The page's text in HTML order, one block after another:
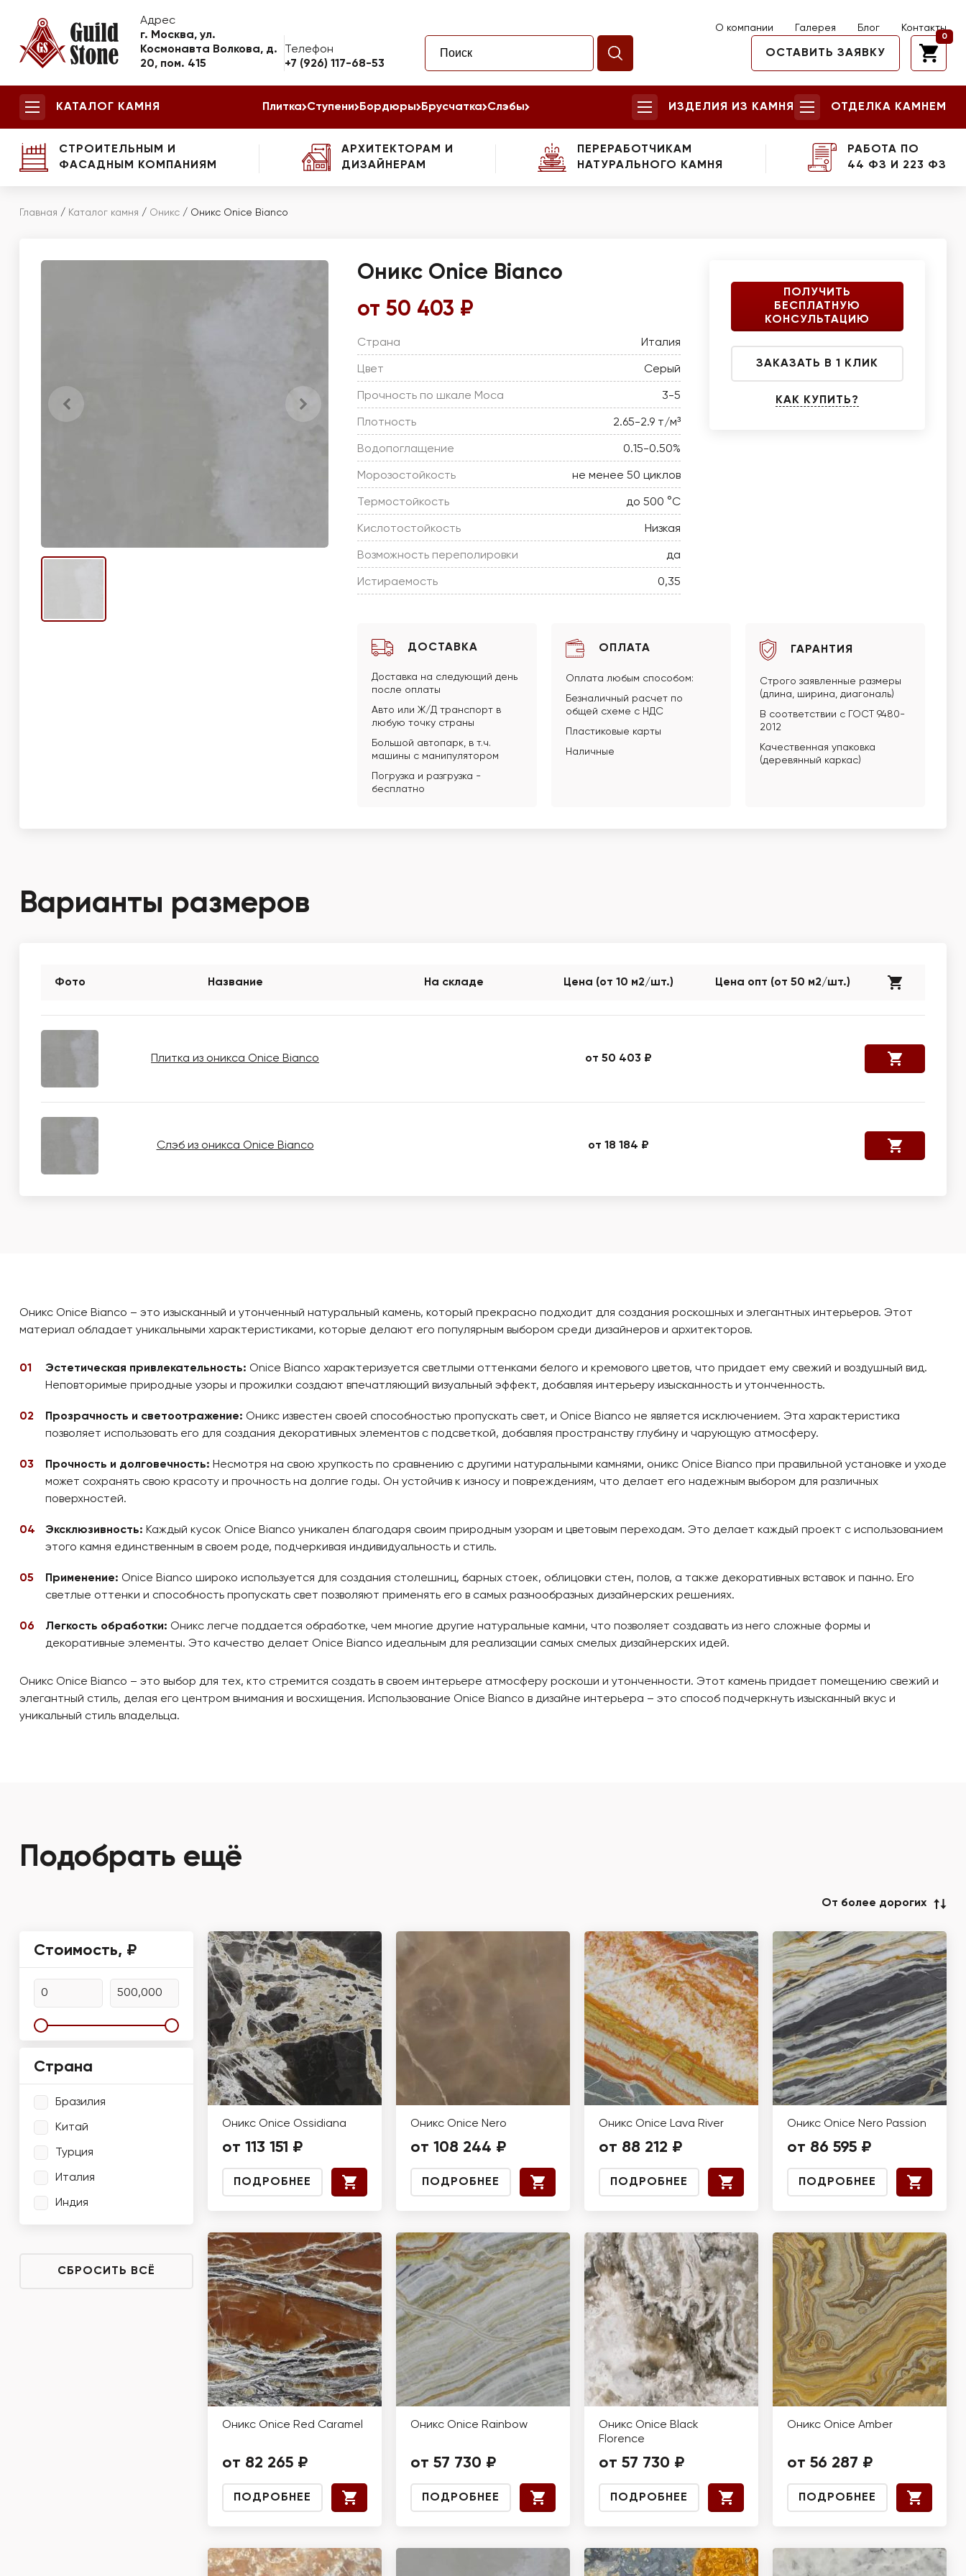
Адрес
г. Москва, ул.
Космонавта Волкова, д.
20, пом. 415
Телефон
+7 (926) 117-68-53
О компании Галерея Блог Контакты
ОСТАВИТЬ ЗАЯВКУ
0
КАТАЛОГ КАМНЯ Плитка Ступени Бордюры Брусчатка Слэбы ИЗДЕЛИЯ ИЗ КАМНЯ ОТДЕЛКА КАМНЕМ
СТРОИТЕЛЬНЫМ И
ФАСАДНЫМ КОМПАНИЯМ
АРХИТЕКТОРАМ И
ДИЗАЙНЕРАМ
ПЕРЕРАБОТЧИКАМ
НАТУРАЛЬНОГО КАМНЯ
РАБОТА ПО
44 ФЗ И 223 ФЗ
Главная / Каталог камня / Оникс / Оникс Onice Bianco
Оникс Onice Bianco
от 50 403 ₽
Страна Италия
Цвет Серый
Прочность по шкале Моса 3-5
Плотность 2.65-2.9 т/м³
Водопоглащение 0.15-0.50%
Морозостойкость не менее 50 циклов
Термостойкость до 500 °C
Кислотостойкость Низкая
Возможность переполировки да
Истираемость 0,35
ПОЛУЧИТЬ
БЕСПЛАТНУЮ
КОНСУЛЬТАЦИЮ
ЗАКАЗАТЬ В 1 КЛИК
КАК КУПИТЬ?
ДОСТАВКА
Доставка на следующий день
после оплаты
Авто или Ж/Д транспорт в
любую точку страны
Большой автопарк, в т.ч.
машины с манипулятором
Погрузка и разгрузка -
бесплатно
ОПЛАТА
Оплата любым способом:
Безналичный расчет по
общей схеме с НДС
Пластиковые карты
Наличные
ГАРАНТИЯ
Строго заявленные размеры
(длина, ширина, диагональ)
В соответствии с ГОСТ 9480-
2012
Качественная упаковка
(деревянный каркас)
Варианты размеров
Фото Название На складе Цена (от 10 м2/шт.) Цена опт (от 50 м2/шт.)
Плитка из оникса Onice Bianco от 50 403 ₽
Слэб из оникса Onice Bianco от 18 184 ₽
Оникс Onice Bianco – это изысканный и утонченный натуральный камень, который прекрасно подходит для создания роскошных и элегантных интерьеров. Этот
материал обладает уникальными характеристиками, которые делают его популярным выбором среди дизайнеров и архитекторов.
Эстетическая привлекательность: Onice Bianco характеризуется светлыми оттенками белого и кремового цветов, что придает ему свежий и воздушный вид.
Неповторимые природные узоры и прожилки создают впечатляющий визуальный эффект, добавляя интерьеру изысканность и утонченность.
Прозрачность и светоотражение: Оникс известен своей способностью пропускать свет, и Onice Bianco не является исключением. Эта характеристика
позволяет использовать его для создания декоративных элементов с подсветкой, добавляя пространству глубину и чарующую атмосферу.
Прочность и долговечность: Несмотря на свою хрупкость по сравнению с другими натуральными камнями, оникс Onice Bianco при правильной установке и уходе
может сохранять свою красоту и прочность на долгие годы. Он устойчив к износу и повреждениям, что делает его надежным выбором для различных
поверхностей.
Эксклюзивность: Каждый кусок Onice Bianco уникален благодаря своим природным узорам и цветовым переходам. Это делает каждый проект с использованием
этого камня единственным в своем роде, подчеркивая индивидуальность и стиль.
Применение: Onice Bianco широко используется для создания столешниц, барных стоек, облицовки стен, полов, а также декоративных вставок и панно. Его
светлые оттенки и способность пропускать свет позволяют применять его в самых разнообразных дизайнерских решениях.
Легкость обработки: Оникс легче поддается обработке, чем многие другие натуральные камни, что позволяет создавать из него сложные формы и
декоративные элементы. Это качество делает Onice Bianco идеальным для реализации самых смелых дизайнерских идей.
Оникс Onice Bianco – это выбор для тех, кто стремится создать в своем интерьере атмосферу роскоши и утонченности. Этот камень придает помещению свежий и
элегантный стиль, делая его центром внимания и восхищения. Использование Onice Bianco в дизайне интерьера – это способ подчеркнуть изысканный вкус и
уникальный стиль владельца.
Подобрать ещё
От более дорогих
Оникс Onice Ossidiana
от 113 151 ₽
ПОДРОБНЕЕ
Оникс Onice Nero
от 108 244 ₽
ПОДРОБНЕЕ
Оникс Onice Lava River
от 88 212 ₽
ПОДРОБНЕЕ
Оникс Onice Nero Passion
от 86 595 ₽
ПОДРОБНЕЕ
Оникс Onice Red Caramel
от 82 265 ₽
ПОДРОБНЕЕ
Оникс Onice Rainbow
от 57 730 ₽
ПОДРОБНЕЕ
Оникс Onice Black
Florence
от 57 730 ₽
ПОДРОБНЕЕ
Оникс Onice Amber
от 56 287 ₽
ПОДРОБНЕЕ
Стоимость, ₽
Страна
Бразилия
Китай
Турция
Италия
Индия
СБРОСИТЬ ВСЁ